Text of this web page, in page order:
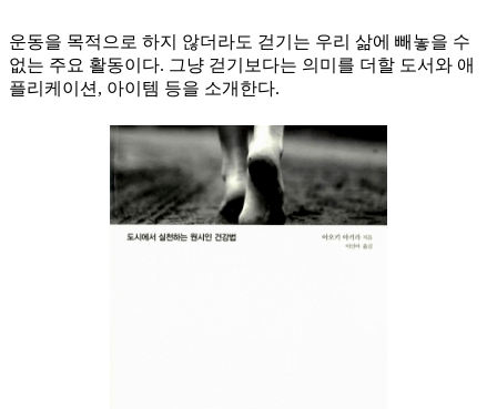
운동을 목적으로 하지 않더라도 걷기는 우리 삶에 빼놓을 수
없는 주요 활동이다. 그냥 걷기보다는 의미를 더할 도서와 애
플리케이션, 아이템 등을 소개한다.